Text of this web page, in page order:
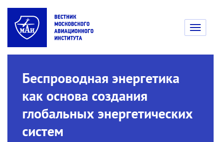
Toggle
Беспроводная энергетика
как основа создания
глобальных энергетических
систем